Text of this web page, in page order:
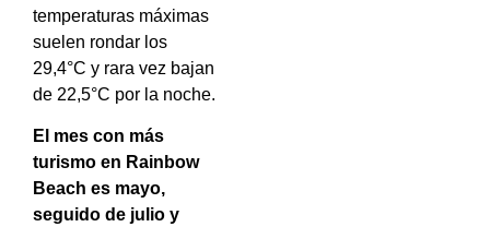
temperaturas máximas
suelen rondar los
29,4°C y rara vez bajan
de 22,5°C por la noche.
El mes con más
turismo en Rainbow
Beach es mayo,
seguido de julio y